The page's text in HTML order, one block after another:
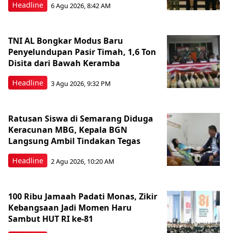
Headline 6 Agu 2026, 8:42 AM
Headline
TNI AL Bongkar Modus Baru
Penyelundupan Pasir Timah, 1,6 Ton
Disita dari Bawah Keramba
3 Agu 2026, 9:32 PM
Headline
Ratusan Siswa di Semarang Diduga
Keracunan MBG, Kepala BGN
Langsung Ambil Tindakan Tegas
2 Agu 2026, 10:20 AM
100 Ribu Jamaah Padati Monas, Zikir
Kebangsaan Jadi Momen Haru
Sambut HUT RI ke-81